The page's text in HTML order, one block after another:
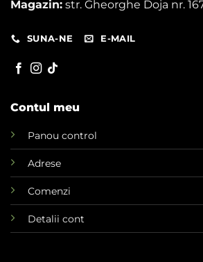
Magazin: str. Gheorghe Doja nr.
SUNA-NE E-MAIL
Contul meu
Panou control
Adrese
Comenzi
Detalii cont